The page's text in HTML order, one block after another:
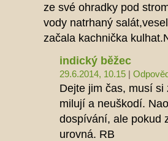
ze své ohradky pod
vody natrhaný
začala kachnička
indický běžec
29.6.2014, 10.15
Dejte jim čas, musí
milují a neuškodí.
dospívání, ale pokud
urovná. RB